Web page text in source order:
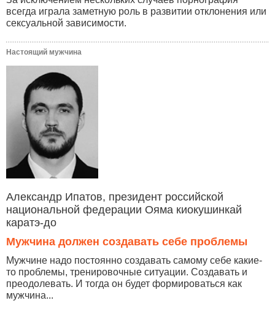
всегда играла заметную роль в развитии отклонения или
сексуальной зависимости.
Настоящий мужчина
Александр Ипатов, президент российской
национальной федерации Ояма киокушинкай
каратэ-до
Мужчина должен создавать себе проблемы
Мужчине надо постоянно создавать самому себе какие-
то проблемы, тренировочные ситуации. Создавать и
преодолевать. И тогда он будет формироваться как
мужчина...